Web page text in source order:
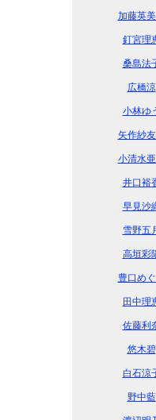
加藤英
釘宮理
桑島法
広橋涼
小林ゆ
矢作紗
小清水
井口裕
早見沙
雪野五
高垣彩
豊口め
田中理
佐藤利
悠木碧
白石涼
野中藍